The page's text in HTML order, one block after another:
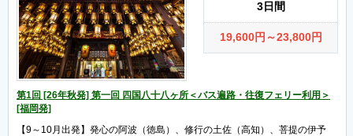
3日間
19,600円 ～23,800円
第1回 [26年秋発] 第一回 四国八十八ヶ所＜バス遍路・往復フェリー利用＞
[福岡発]
【9～10月出発】発心の阿波（徳島）、修行の土佐（高知）、菩提の伊予